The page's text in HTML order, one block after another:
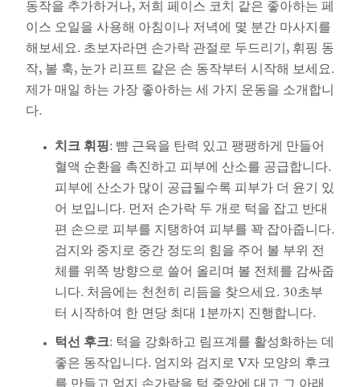
동작을 추가하거나, 저희 페이스 코치 같은 좋아하는 페
이스 오일을 사용해 아침이나 저녁에 몇 분간 마사지를
해보세요. 초보자라면 손가락 관절로 두드리기, 휘핑 동
작, 볼 훅, 눈가 리프트 같은 손 동작부터 시작해 보세요.
제가 매일 하는 가장 좋아하는 세 가지 운동을 소개합니
다.
치크 휘핑: 뺨 근육을 탄력 있고 팽팽하게 만들어
혈액 순환을 촉진하고 피부에 산소를 공급합니다.
피부에 산소가 많이 공급될수록 피부가 더 윤기 있
어 보입니다. 먼저 손가락 두 개로 턱을 잡고 반대
편 손으로 피부를 지탱하여 피부를 꽉 잡아줍니다.
검지와 중지로 중간 정도의 힘을 주어 볼 부위 전
체를 위쪽 방향으로 쓸어 올리며 볼 전체를 감싸줍
니다. 처음에는 천천히 리듬을 찾으세요. 30초부
터 시작하여 한 면당 최대 1분까지 진행합니다.
턱선 후크: 턱을 강화하고 림프계를 활성화하는 데
좋은 동작입니다. 엄지와 검지로 V자 모양의 후크